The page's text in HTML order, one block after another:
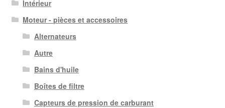
Intérieur
Moteur - pièces et accessoires
Alternateurs
Autre
Bains d'huile
Boîtes de filtre
Capteurs de pression de carburant